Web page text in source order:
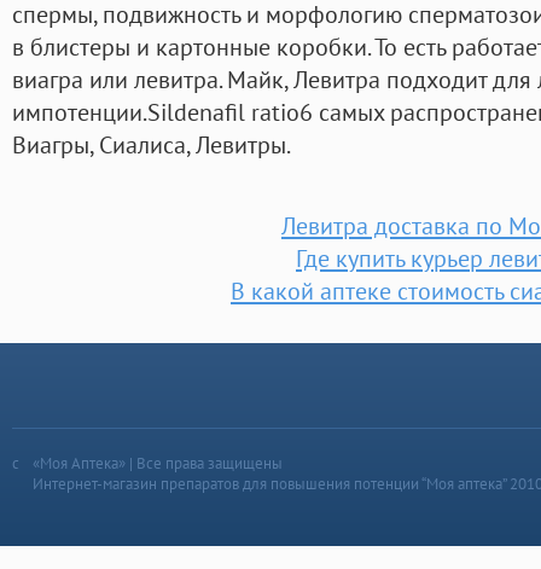
спермы, подвижность и морфологию
в блистеры и картонные коробки. То есть
виагра или левитра. Майк, Левитра подходит
импотенции.Sildenafil ratio6 самых
Виагры, Сиалиса, Левитры.
Левитра доставка по
Где купить курьер
В какой аптеке стоимость
«Моя Аптека» | Все права защищены
Интернет-магазин препаратов для повышения потенции “Моя аптека”